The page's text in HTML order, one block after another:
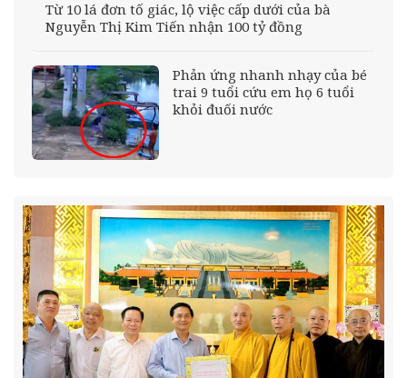
Từ 10 lá đơn tố giác, lộ việc cấp dưới của bà
Nguyễn Thị Kim Tiến nhận 100 tỷ đồng
Phản ứng nhanh nhạy của bé
trai 9 tuổi cứu em họ 6 tuổi
khỏi đuối nước